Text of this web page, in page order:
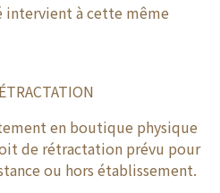
intervient à cette même
en boutique physique
de rétractation prévu pour
ou hors établissement.